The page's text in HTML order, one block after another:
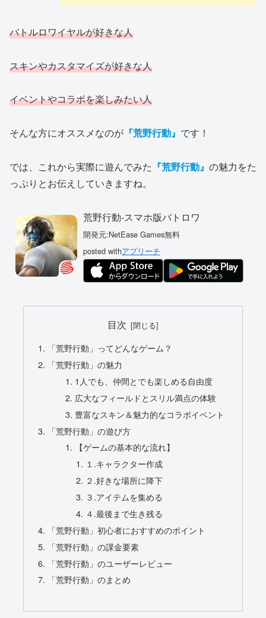
バトルロワイヤルが好きな人
スキンやカスタマイズが好きな人
イベントやコラボを楽しみたい人
そんな方にオススメなのが 『荒野行動』 です！
では、これから実際に遊んでみた 『荒野行動』 の魅力をた
っぷりとお伝えしていきますね。
荒野行動-スマホ版バトロワ
開発元:NetEase Games無料
posted withアプリーチ
目次
「荒野行動」ってどんなゲーム？
「荒野行動」の魅力
1人でも、仲間とでも楽しめる自由度
広大なフィールドとスリル満点の体験
豊富なスキン＆魅力的なコラボイベント
「荒野行動」の遊び方
【ゲームの基本的な流れ】
１.キャラクター作成
２.好きな場所に降下
３.アイテムを集める
４.最後まで生き残る
「荒野行動」初心者におすすめのポイント
「荒野行動」の課金要素
「荒野行動」のユーザーレビュー
「荒野行動」のまとめ